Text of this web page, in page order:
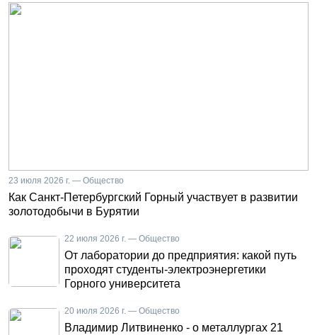
23 июля 2026 г. — Общество
Как Санкт-Петербургский Горный участвует в развитии
золотодобычи в Бурятии
22 июля 2026 г. — Общество
От лаборатории до предприятия: какой путь
проходят студенты-электроэнергетики
Горного университета
20 июля 2026 г. — Общество
Владимир Литвиненко - о металлургах 21